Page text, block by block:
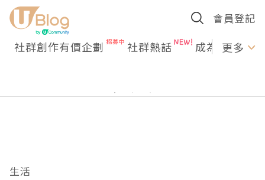
會員登記
社群創作有價企劃 社群熱話 成為U更多
生活